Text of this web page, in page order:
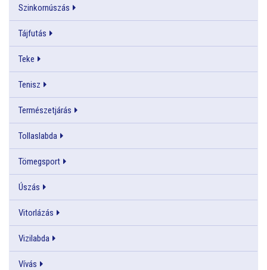
Szinkornúszás
Tájfutás
Teke
Tenisz
Természetjárás
Tollaslabda
Tömegsport
Úszás
Vitorlázás
Vizilabda
Vívás